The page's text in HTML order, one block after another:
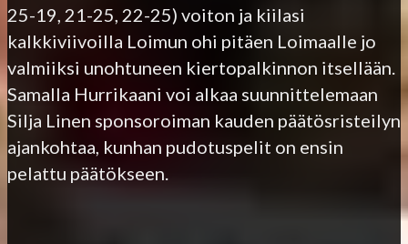
25-19, 21-25, 22-25) voiton ja kiilasi
kalkkiviivoilla Loimun ohi pitäen Loimaalle jo
valmiiksi unohtuneen kiertopalkinnon itsellään.
Samalla Hurrikaani voi alkaa suunnittelemaan
Silja Linen sponsoroiman kauden päätösristeilyn
ajankohtaa, kunhan pudotuspelit on ensin
pelattu päätökseen.